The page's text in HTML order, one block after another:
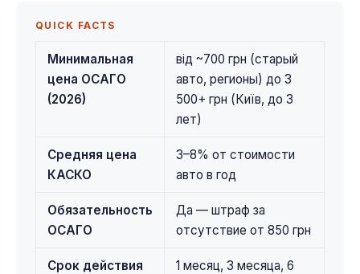
QUICK FACTS
Минимальная
цена ОСАГО
(2026)
від ~700 грн (старый
авто, регионы) до 3
500+ грн (Київ, до 3
лет)
Средняя цена
КАСКО
3–8% от стоимости
авто в год
Обязательность
ОСАГО
Да — штраф за
отсутствие от 850 грн
Срок действия
1 месяц, 3 месяца, 6